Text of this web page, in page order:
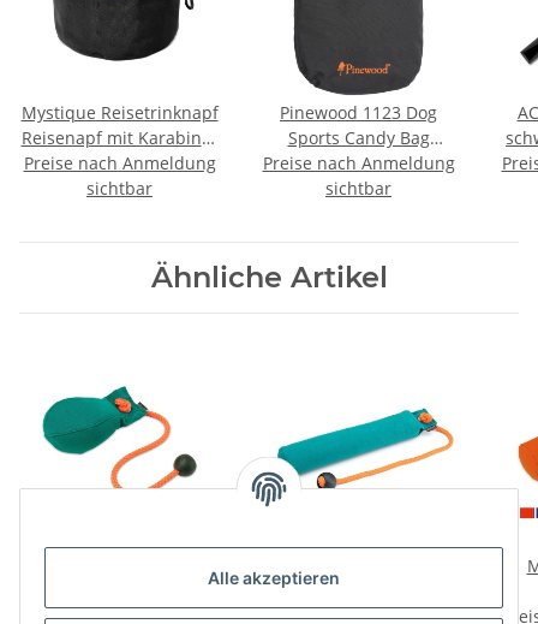
Alle akzeptieren
Mystique Reisetrinknapf
Reisenapf mit Karabiner
faltbar Faltnapf 2,0l
schwarz
Preise nach Anmeldung
sichtbar
Pinewood 1123 Dog
Sports Candy Bag
Schwarz (400)
Preise nach Anmeldung
sichtbar
Ähnliche Artikel
Preise nach Anmeldung
Preise nach Anmeldung